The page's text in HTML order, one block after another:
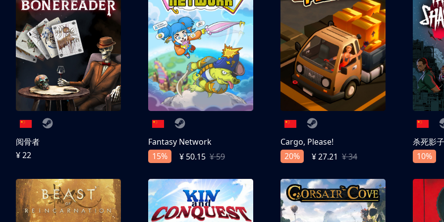
阅骨者
¥ 22
Fantasy Network
15%
¥ 50.15 ¥ 59
Cargo, Please!
20%
¥ 27.21 ¥ 34
杀死影子
10%